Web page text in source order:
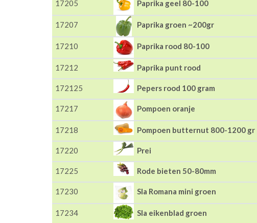
17205 Paprika geel 80-100
17207 Paprika groen ~200gr
17210 Paprika rood 80-100
17212 Paprika punt rood
172125 Pepers rood 100 gram
17217 Pompoen oranje
17218 Pompoen butternut 800-1200 gr
17220 Prei
17225 Rode bieten 50-80mm
17230 Sla Romana mini groen
17234 Sla eikenblad groen